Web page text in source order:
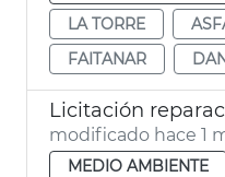
LA TORRE
FAITANAR
modificado hace 1
MEDIO AMBIENTE